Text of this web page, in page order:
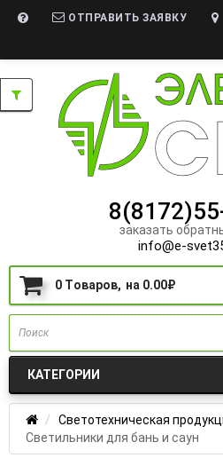
ОТПРАВИТЬ ЗАЯВКУ
заказать
info@e-
0 Tоваров, на 0.00₽
КАТЕГОРИИ
Светотехническая
Светильники для бань и саун